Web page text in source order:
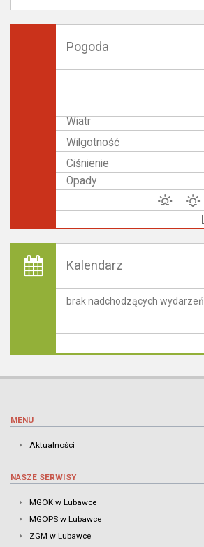
Pogoda
Wiatr
Wilgotność
Ciśnienie
Opady
Kalendarz
brak nadchodzących wydarzeń
MENU
Aktualności
NASZE SERWISY
MGOK w Lubawce
MGOPS w Lubawce
ZGM w Lubawce